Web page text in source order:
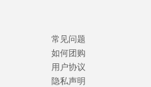
常见问题
如何团购
用户协议
隐私声明